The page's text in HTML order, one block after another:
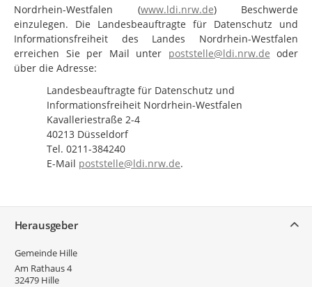
Nordrhein-Westfalen (www.ldi.nrw.de) Beschwerde
einzulegen. Die Landesbeauftragte für Datenschutz und
Informationsfreiheit des Landes Nordrhein-Westfalen
erreichen Sie per Mail unter poststelle@ldi.nrw.de oder
über die Adresse:
Landesbeauftragte für Datenschutz und
Informationsfreiheit Nordrhein-Westfalen
Kavalleriestraße 2-4
40213 Düsseldorf
Tel. 0211-384240
E-Mail poststelle@ldi.nrw.de.
Herausgeber
Gemeinde Hille
Am Rathaus 4
32479 Hille